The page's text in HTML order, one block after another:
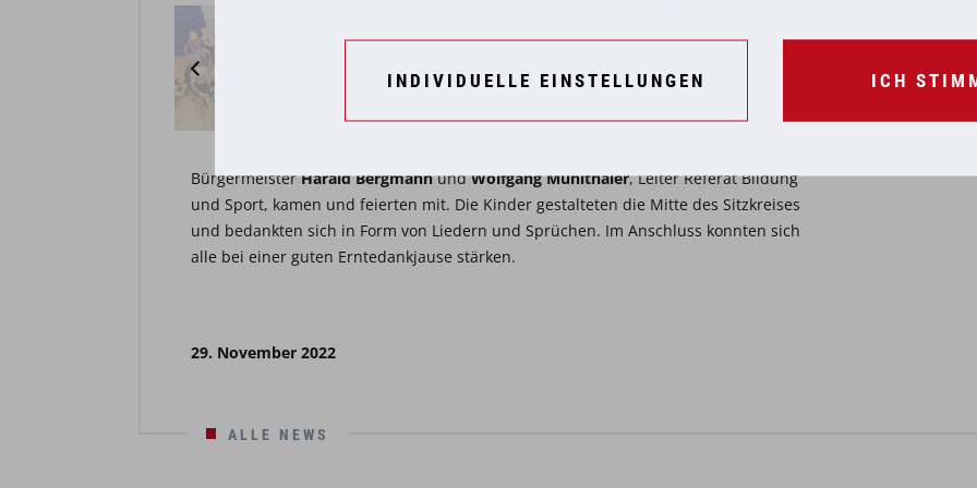
BürgermeisterHarald BergmannundWolfgang Mühlthaler, Leiter Referat Bildung
und Sport, kamen und feierten mit. Die Kinder gestalteten die Mitte des Sitzkreises
und bedankten sich in Form von Liedern und Sprüchen. Im Anschluss konnten sich
alle bei einer guten Erntedankjause stärken.
29. November 2022
ALLE NEWS
INDIVIDUELLE EINSTELLUNGEN ICH